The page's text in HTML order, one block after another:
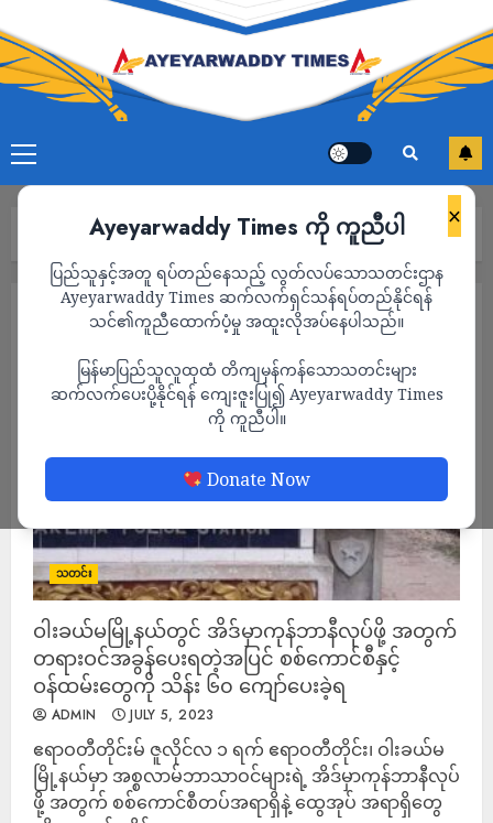
×
Ayeyarwaddy Times ကို ကူညီပါ
ပြည်သူနှင့်အတူ ရပ်တည်နေသည့် လွတ်လပ်သောသတင်းဌာန
Ayeyarwaddy Times ဆက်လက်ရှင်သန်ရပ်တည်နိုင်ရန်
သင်၏ကူညီထောက်ပံ့မှု အထူးလိုအပ်နေပါသည်။
မြန်မာပြည်သူလူထုထံ တိကျမှန်ကန်သောသတင်းများ
ဆက်လက်ပေးပို့နိုင်ရန် ကျေးဇူးပြု၍ Ayeyarwaddy Times
ကို ကူညီပါ။
Donate Now
2023 July Page 45
Month:July 2023
သတင်း
ဝါးခယ်မမြို့နယ်တွင် အိဒ်မှာကုန်ဘာနီလုပ်ဖို့ အတွက်
တရားဝင်အခွန်ပေးရတဲ့အပြင် စစ်ကောင်စီနှင့်
ဝန်ထမ်းတွေကို သိန်း ၆၀ ကျော်ပေးခဲ့ရ
ADMIN JULY 5, 2023
ဧရာဝတီတိုင်းမ် ဇူလိုင်လ ၁ ရက် ဧရာဝတီတိုင်း၊ ဝါးခယ်မ
မြို့နယ်မှာ အစ္စလာမ်ဘာသာဝင်များရဲ့ အိဒ်မှာကုန်ဘာနီလုပ်
ဖို့ အတွက် စစ်ကောင်စီတပ်အရာရှိနဲ့ ထွေအုပ် အရာရှိတွေ